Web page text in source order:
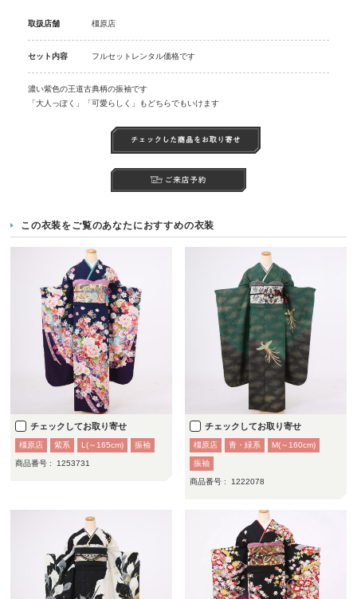
取扱店舗 橿原店
セット内容 フルセットレンタル価格です
濃い紫色の王道古典柄の振袖です
「大人っぽく」「可愛らしく」もどちらでもいけます
この衣装をご覧のあなたにおすすめの衣装
チェックしてお取り寄せ
橿原店 紫系 L(～165cm) 振袖
商品番号 : 1253731
チェックしてお取り寄せ
橿原店 青・緑系 M(～160cm)
振袖
商品番号 : 1222078